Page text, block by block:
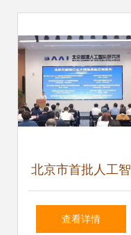
北京市首批人工智
能行业大模型应用
查看详情